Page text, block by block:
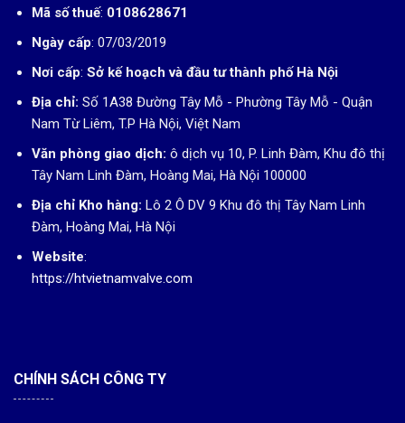
Mã số thuế: 0108628671
Ngày cấp: 07/03/2019
Nơi cấp: Sở kế hoạch và đầu tư thành phố Hà Nội
Địa chỉ: Số 1A38 Đường Tây Mỗ - Phường Tây Mỗ - Quận
Nam Từ Liêm, T.P Hà Nội, Việt Nam
Văn phòng giao dịch: ô dịch vụ 10, P. Linh Đàm, Khu đô thị
Tây Nam Linh Đàm, Hoàng Mai, Hà Nội 100000
Địa chỉ Kho hàng: Lô 2 Ô DV 9 Khu đô thị Tây Nam Linh
Đàm, Hoàng Mai, Hà Nội
Website:
https://htvietnamvalve.com
CHÍNH SÁCH CÔNG TY